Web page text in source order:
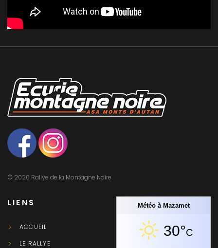
© 2020 Rallye de la Montagne Noire
LIENS
ACCUEIL
LE RALLYE
Météo à Mazamet
30°C